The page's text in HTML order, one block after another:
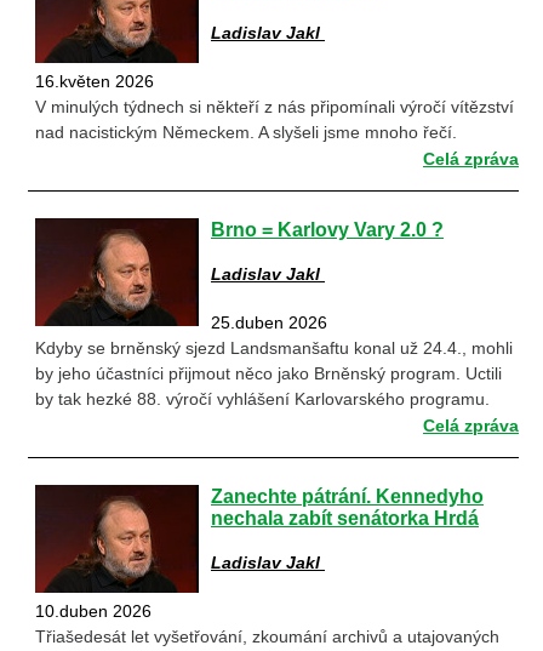
Ladislav Jakl
16.květen 2026
V minulých týdnech si někteří z nás připomínali výročí vítězství
nad nacistickým Německem. A slyšeli jsme mnoho řečí.
Celá zpráva
Brno = Karlovy Vary 2.0 ?
Ladislav Jakl
25.duben 2026
Kdyby se brněnský sjezd Landsmanšaftu konal už 24.4., mohli
by jeho účastníci přijmout něco jako Brněnský program. Uctili
by tak hezké 88. výročí vyhlášení Karlovarského programu.
Celá zpráva
Zanechte pátrání. Kennedyho
nechala zabít senátorka Hrdá
Ladislav Jakl
10.duben 2026
Třiašedesát let vyšetřování, zkoumání archivů a utajovaných